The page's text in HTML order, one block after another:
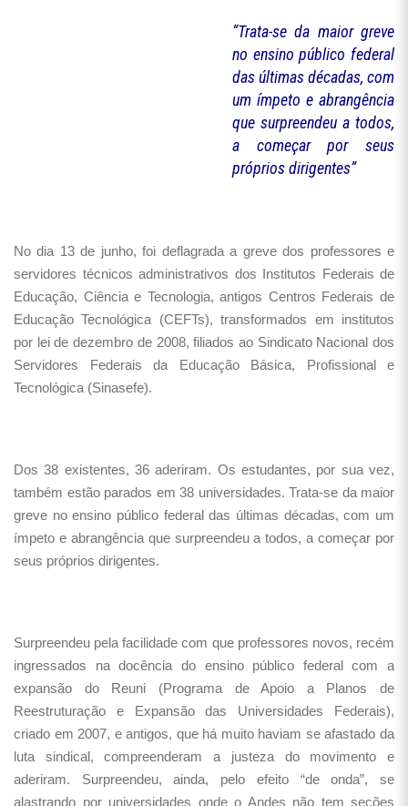
“Trata-se da maior greve
no ensino público federal
das últimas décadas, com
um ímpeto e abrangência
que surpreendeu a todos,
a começar por seus
próprios dirigentes”
No dia 13 de junho, foi deflagrada a greve dos professores e
servidores técnicos administrativos dos Institutos Federais de
Educação, Ciência e Tecnologia, antigos Centros Federais de
Educação Tecnológica (CEFTs), transformados em institutos
por lei de dezembro de 2008, filiados ao Sindicato Nacional dos
Servidores Federais da Educação Básica, Profissional e
Tecnológica (Sinasefe).
Dos 38 existentes, 36 aderiram. Os estudantes, por sua vez,
também estão parados em 38 universidades. Trata-se da maior
greve no ensino público federal das últimas décadas, com um
ímpeto e abrangência que surpreendeu a todos, a começar por
seus próprios dirigentes.
Surpreendeu pela facilidade com que professores novos, recém
ingressados na docência do ensino público federal com a
expansão do Reuni (Programa de Apoio a Planos de
Reestruturação e Expansão das Universidades Federais),
criado em 2007, e antigos, que há muito haviam se afastado da
luta sindical, compreenderam a justeza do movimento e
aderiram. Surpreendeu, ainda, pelo efeito “de onda”, se
alastrando por universidades onde o Andes não tem seções